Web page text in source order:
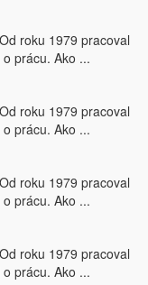
roku 1979 pracoval
prácu. Ako ...
roku 1979 pracoval
prácu. Ako ...
roku 1979 pracoval
prácu. Ako ...
roku 1979 pracoval
prácu. Ako ...